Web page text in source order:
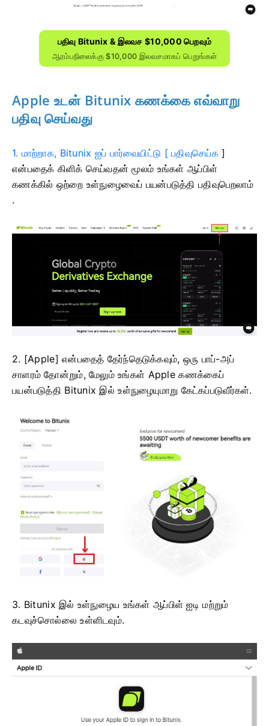
பதிவு Bitunix & இலவச $10,000 பெறவும்
ஆரம்பநிலைக்கு $10,000 இலவசமாகப் பெறுங்கள்
Apple உடன் Bitunix கணக்கை எவ்வாறு
பதிவு செய்வது
1. மாற்றாக, Bitunix ஐப் பார்வையிட்டு [பதிவுசெய்க]
என்பதைக் கிளிக் செய்வதன்மூலம் உங்கள் ஆப்பிள்
கணக்கில் ஒற்றை உள்நுழைவைப் பயன்படுத்தி பதிவுபெறலாம்
.
2. [Apple] என்பதைத் தேர்ந்தெடுக்கவும், ஒரு பாப்-அப்
சாளரம் தோன்றும், மேலும் உங்கள் Apple கணக்கைப்
பயன்படுத்தி Bitunix இல் உள்நுழையுமாறு கேட்கப்படுவீர்கள்.
3. Bitunix இல் உள்நுழைய உங்கள் ஆப்பிள் ஐடி மற்றும்
கடவுச்சொல்லை உள்ளிடவும்.